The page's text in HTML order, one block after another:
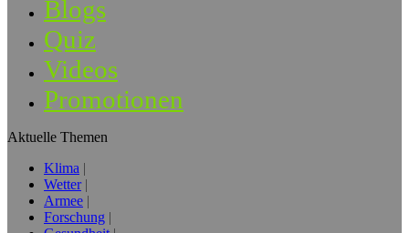
Blogs
Quiz
Videos
Promotionen
Aktuelle Themen
Klima
Wetter
Armee
Forschung